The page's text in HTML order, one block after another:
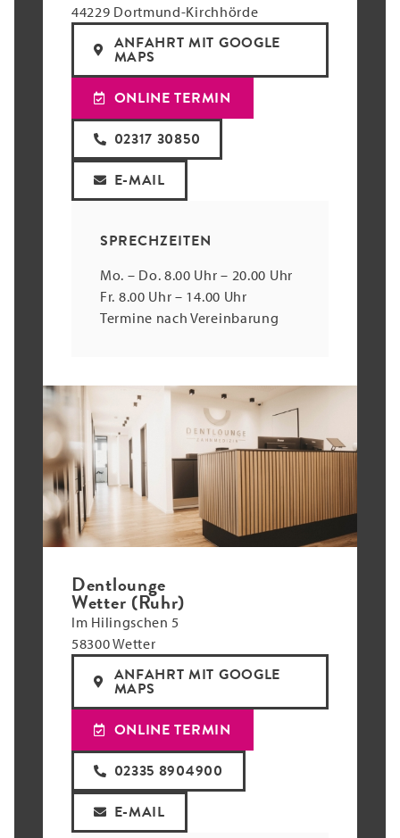
44229 Dortmund-Kirchhörde
ANFAHRT MIT GOOGLE
MAPS
ONLINE TERMIN
02317 30850
E-MAIL
SPRECHZEITEN
Mo. – Do. 8.00 Uhr – 20.00 Uhr
Fr. 8.00 Uhr – 14.00 Uhr
Termine nach Vereinbarung
Dentlounge
Wetter (Ruhr)
Im Hilingschen 5
58300 Wetter
ANFAHRT MIT GOOGLE
MAPS
ONLINE TERMIN
02335 8904900
E-MAIL